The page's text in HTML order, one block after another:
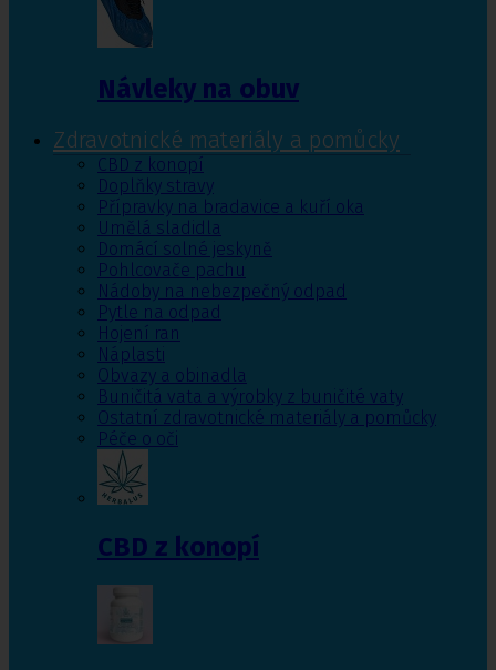
Návleky na obuv
Zdravotnické materiály a pomůcky
CBD z konopí
Doplňky stravy
Přípravky na bradavice a kuří oka
Umělá sladidla
Domácí solné jeskyně
Pohlcovače pachu
Nádoby na nebezpečný odpad
Pytle na odpad
Hojení ran
Náplasti
Obvazy a obinadla
Buničitá vata a výrobky z buničité vaty
Ostatní zdravotnické materiály a pomůcky
Péče o oči
CBD z konopí